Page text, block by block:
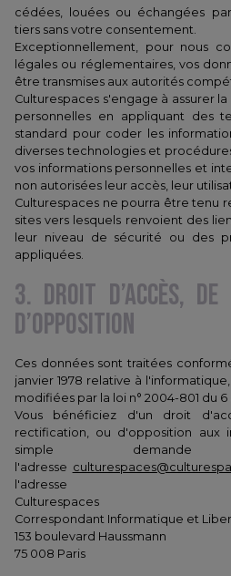
cédées, louées ou échangées
tiers sans votre consentement.
Exceptionnellement, pour nous
légales ou réglementaires, vos
être transmises aux autorités
Culturespaces s'engage à assurer
personnelles en appliquant des
standard pour coder les
diverses technologies et
vos informations personnelles et
non autorisées leur accès, leur
Culturespaces ne pourra être tenu
sites vers lesquels renvoient des
leur niveau de sécurité ou des
appliquées.
3. DROIT D’ACCÈS, DE
D’OPPOSITION
Ces données sont traitées
janvier 1978 relative à
modifiées par la loi n° 2004-801 du 6
Vous bénéficiez d'un droit
rectification, ou d'opposition aux
simple
l'adresse
l'adresse
Culturespaces
Correspondant Informatique et
153 boulevard Haussmann
75 008 Paris